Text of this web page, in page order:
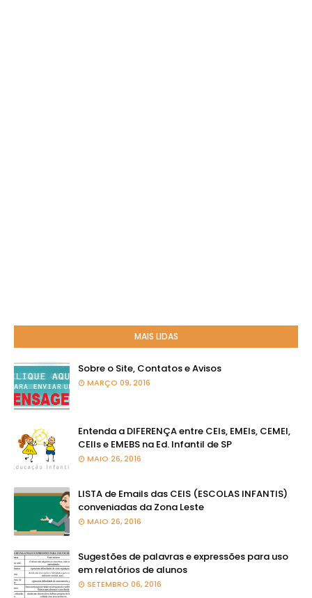
MAIS LIDAS
Sobre o Site, Contatos e Avisos
MARÇO 09, 2016
Entenda a DIFERENÇA entre CEIs, EMEIs, CEMEI,
CEIIs e EMEBS na Ed. Infantil de SP
MAIO 26, 2016
LISTA de Emails das CEIS (ESCOLAS INFANTIS)
conveniadas da Zona Leste
MAIO 26, 2016
Sugestões de palavras e expressões para uso
em relatórios de alunos
SETEMBRO 06, 2016